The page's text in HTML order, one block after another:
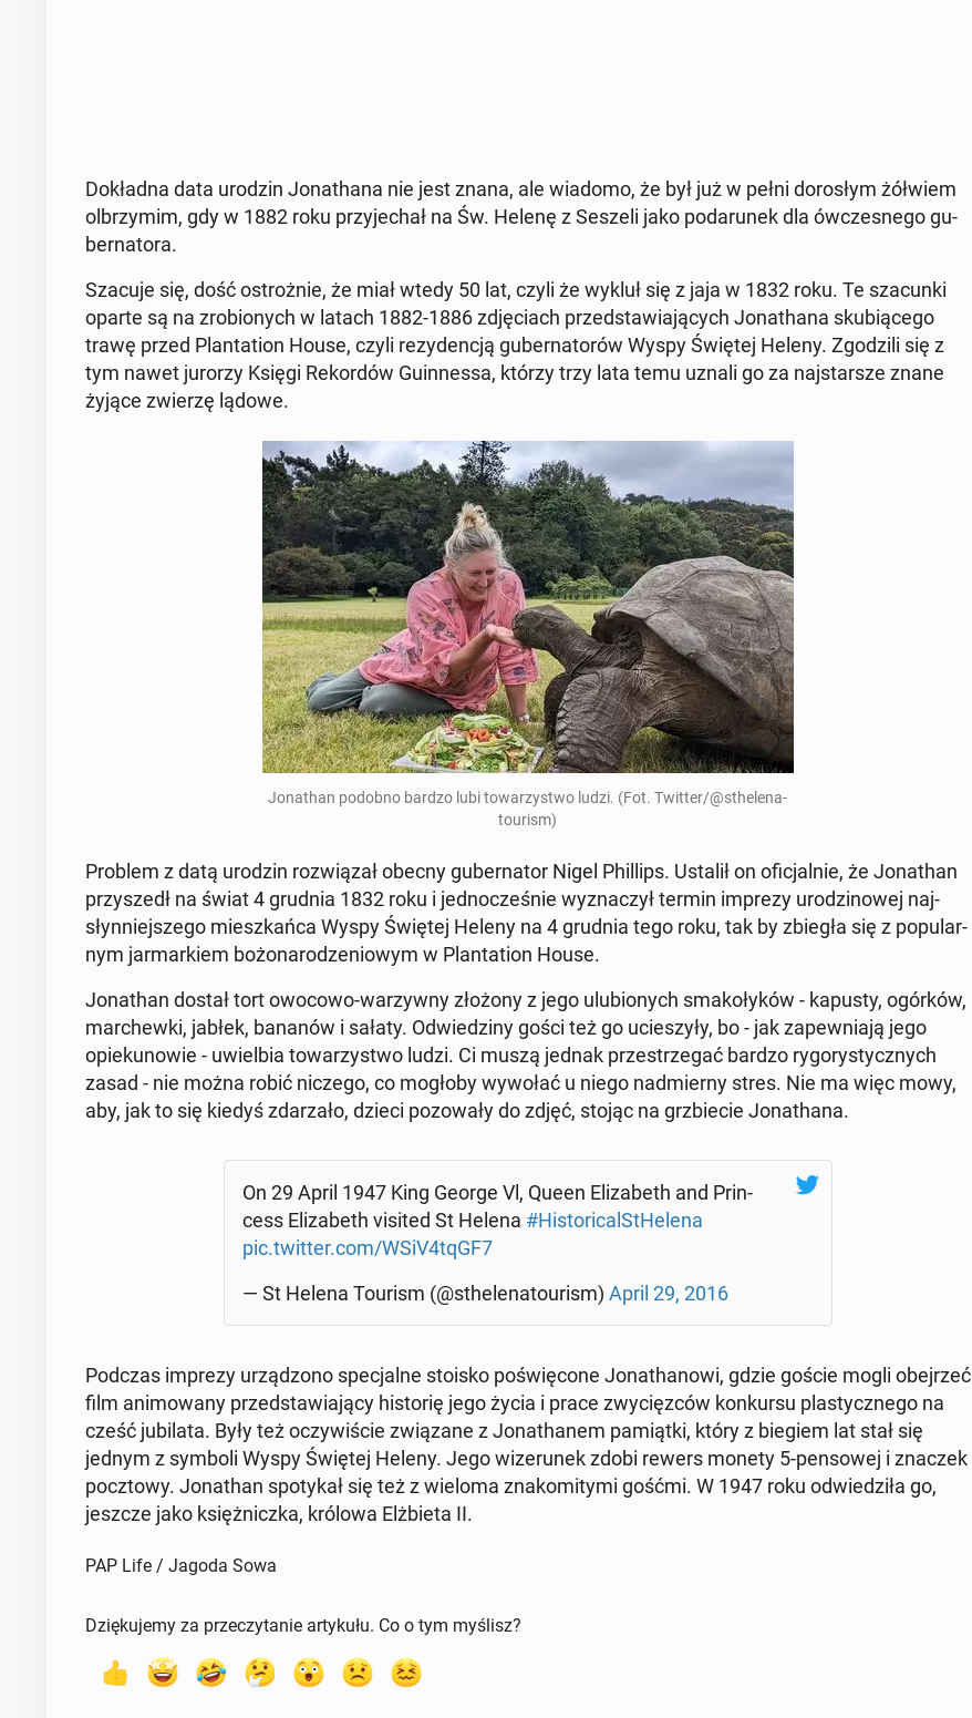
Do­kład­na data urodzin Jo­na­tha­na nie jest znana, ale wiadomo, że był już w pełni do­ro­słym żółwiem
ol­brzy­mim, gdy w 1882 roku przy­je­chał na Św. Helenę z Seszeli jako po­da­ru­nek dla ów­cze­sne­go gu­
ber­na­to­ra.
Szacuje się, dość ostroż­nie, że miał wtedy 50 lat, czyli że wykluł się z jaja w 1832 roku. Te sza­cun­ki
oparte są na zro­bio­nych w latach 1882-1886 zdję­ciach przed­sta­wia­ją­cych Jo­na­tha­na sku­bią­ce­go
trawę przed Plan­ta­tion House, czyli re­zy­den­cją gu­ber­na­to­rów Wyspy Świętej Heleny. Zgo­dzi­li się z
tym nawet jurorzy Księgi Re­kor­dów Gu­in­nes­sa, którzy trzy lata temu uznali go za naj­star­sze znane
żyjące zwierzę lądowe.
Jo­na­than podobno bardzo lubi to­wa­rzy­stwo ludzi. (Fot. Twitter/@sthe­le­na­
to­urism)
Problem z datą urodzin roz­wią­zał obecny gu­ber­na­tor Nigel Phil­lips. Ustalił on ofi­cjal­nie, że Jo­na­than
przy­szedł na świat 4 grudnia 1832 roku i jed­no­cze­śnie wy­zna­czył termin imprezy uro­dzi­no­wej naj­
słyn­niej­sze­go miesz­kań­ca Wyspy Świętej Heleny na 4 grudnia tego roku, tak by zbiegła się z po­pu­lar­
nym jar­mar­kiem bo­żo­na­ro­dze­nio­wym w Plan­ta­tion House.
Jo­na­than dostał tort owocowo-wa­rzyw­ny złożony z jego ulu­bio­nych sma­ko­ły­ków - kapusty, ogórków,
mar­chew­ki, jabłek, bananów i sałaty. Od­wie­dzi­ny gości też go ucie­szy­ły, bo - jak za­pew­nia­ją jego
opie­ku­no­wie - uwiel­bia to­wa­rzy­stwo ludzi. Ci muszą jednak prze­strze­gać bardzo ry­go­ry­stycz­nych
zasad - nie można robić niczego, co mogłoby wywołać u niego nad­mier­ny stres. Nie ma więc mowy,
aby, jak to się kiedyś zda­rza­ło, dzieci po­zo­wa­ły do zdjęć, stojąc na grzbie­cie Jo­na­tha­na.
On 29 April 1947 King George Vl, Queen Eli­za­beth and Prin­
cess Eli­za­beth visited St Helena #Hi­sto­ri­cal­StHe­le­na
pic.twitter.com/WSiV4tqGF7
— St Helena Tourism (@sthe­le­na­to­urism) April 29, 2016
Podczas imprezy urzą­dzo­no spe­cjal­ne stoisko po­świę­co­ne Jo­na­tha­no­wi, gdzie goście mogli obej­rzeć
film ani­mo­wa­ny przed­sta­wia­ją­cy hi­sto­rię jego życia i prace zwy­cięz­ców kon­kur­su pla­stycz­ne­go na
cześć ju­bi­la­ta. Były też oczy­wi­ście zwią­za­ne z Jo­na­tha­nem pa­miąt­ki, który z biegiem lat stał się
jednym z symboli Wyspy Świętej Heleny. Jego wi­ze­ru­nek zdobi rewers monety 5-pen­so­wej i znaczek
pocz­to­wy. Jo­na­than spo­ty­kał się też z wieloma zna­ko­mi­ty­mi gośćmi. W 1947 roku od­wie­dzi­ła go,
jeszcze jako księż­nicz­ka, królowa Elż­bie­ta II.
PAP Life / Jagoda Sowa
Dziękujemy za przeczytanie artykułu. Co o tym myślisz?